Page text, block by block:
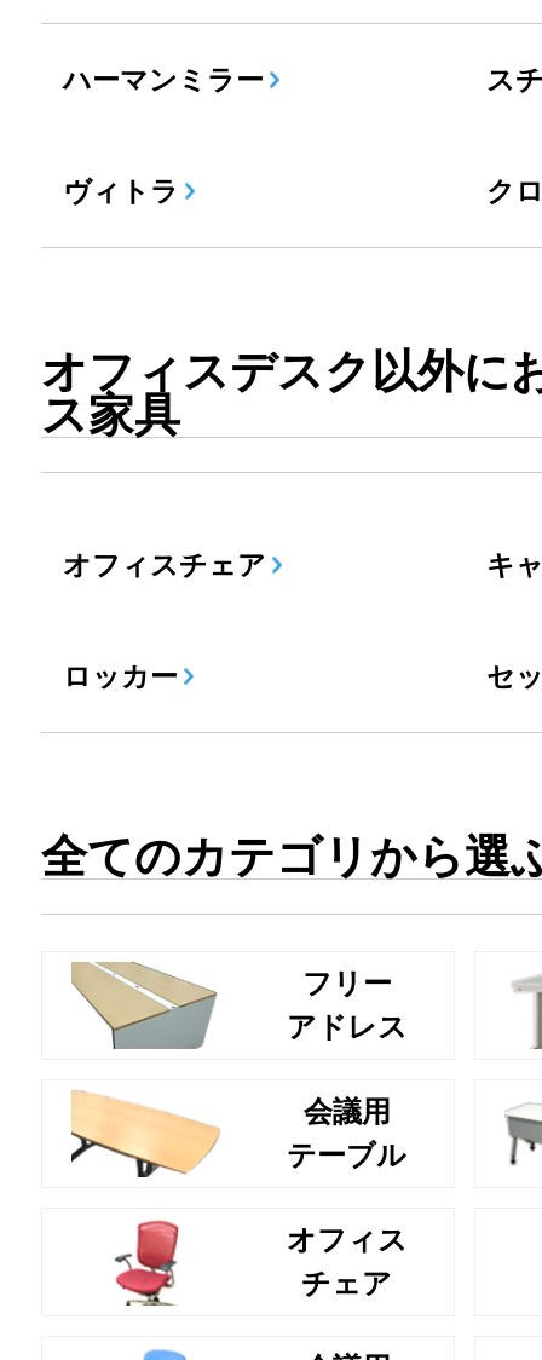
ハーマンミラー ス
ヴィトラ ク
オフィスデスク以外に
ス家具
オフィスチェア キ
ロッカー セ
全てのカテゴリから選
フリー
アドレス
会議用
テーブル
オフィス
チェア